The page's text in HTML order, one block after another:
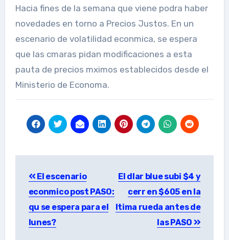
Hacia fines de la semana que viene podra haber
novedades en torno a Precios Justos. En un
escenario de volatilidad econmica, se espera
que las cmaras pidan modificaciones a esta
pauta de precios mximos establecidos desde el
Ministerio de Economa.
navigation
El escenario
econmico post PASO:
qu se espera para el
lunes?
El dlar blue subi $4 y
cerr en $605 en la
ltima rueda antes de
las PASO